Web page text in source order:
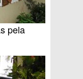
pela